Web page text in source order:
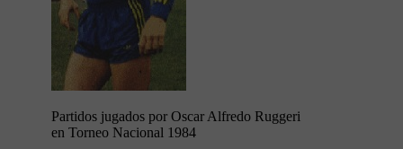
Partidos jugados por Oscar Alfredo Ruggeri
en Torneo Nacional 1984